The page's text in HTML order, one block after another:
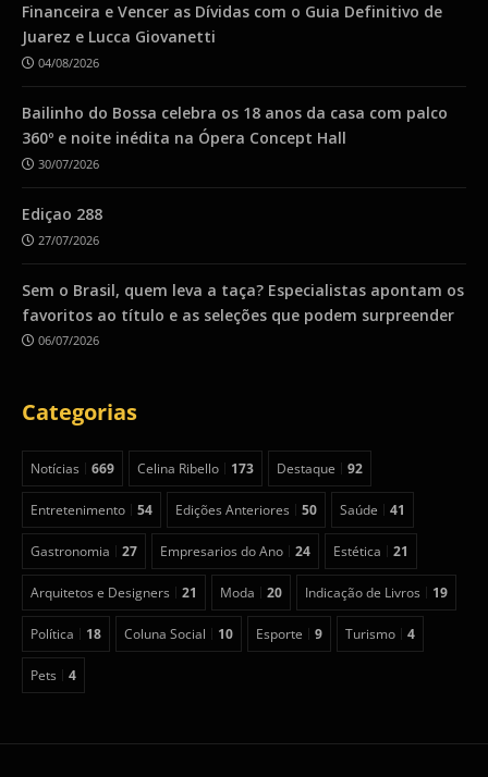
Financeira e Vencer as Dívidas com o Guia Definitivo de
Juarez e Lucca Giovanetti
04/08/2026
Bailinho do Bossa celebra os 18 anos da casa com palco
360º e noite inédita na Ópera Concept Hall
30/07/2026
Ediçao 288
27/07/2026
Sem o Brasil, quem leva a taça? Especialistas apontam os
favoritos ao título e as seleções que podem surpreender
06/07/2026
Categorias
Notícias 669 Celina Ribello 173 Destaque 92
Entretenimento 54 Edições Anteriores 50 Saúde 41
Gastronomia 27 Empresarios do Ano 24 Estética 21
Arquitetos e Designers 21 Moda 20 Indicação de Livros 19
Política 18 Coluna Social 10 Esporte 9 Turismo 4
Pets 4